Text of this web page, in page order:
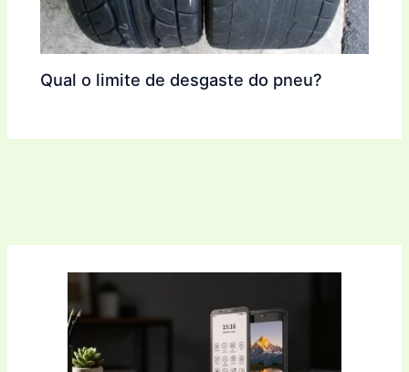
Qual o limite de desgaste do pneu?